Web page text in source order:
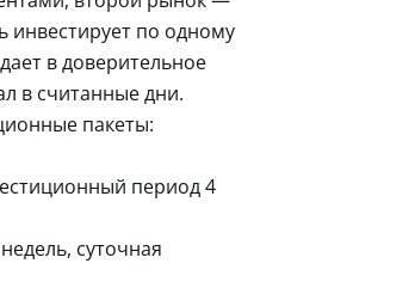
инвестирует по одному
в доверительное
в считанные дни.
пакеты:
период 4
суточная